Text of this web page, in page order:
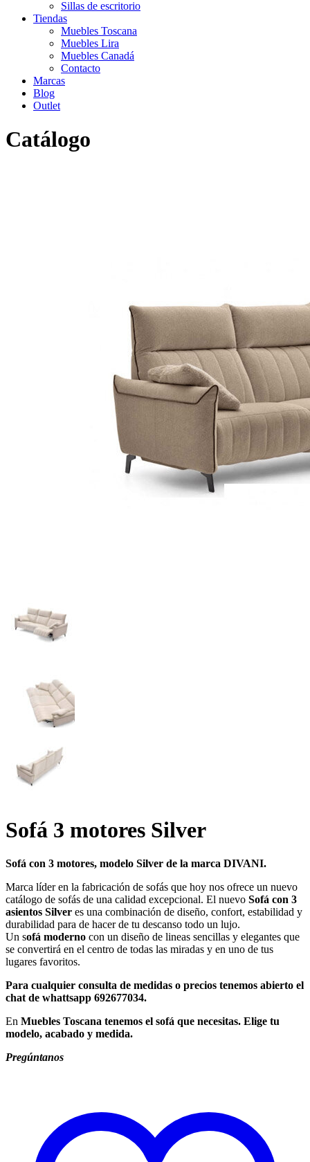
Sillas de escritorio
Tiendas
Muebles Toscana
Muebles Lira
Muebles Canadá
Contacto
Marcas
Blog
Outlet
Catálogo
Sofá 3 motores Silver
Sofá con 3 motores, modelo Silver de la marca DIVANI.
Marca líder en la fabricación de sofás que hoy nos ofrece un nuevo
catálogo de sofás de una calidad excepcional. El nuevo Sofá con 3
asientos Silver es una combinación de diseño, confort, estabilidad y
durabilidad para de hacer de tu descanso todo un lujo.
Un sofá moderno con un diseño de lineas sencillas y elegantes que
se convertirá en el centro de todas las miradas y en uno de tus
lugares favoritos.
Para cualquier consulta de medidas o precios tenemos abierto el
chat de whattsapp 692677034.
En Muebles Toscana tenemos el sofá que necesitas. Elige tu
modelo, acabado y medida.
Pregúntanos